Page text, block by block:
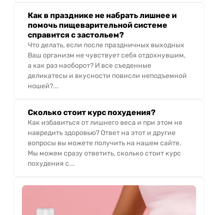
Как в празднике не набрать лишнее и
помочь пищеварительной системе
справится с застольем?
Что делать, если после праздничных выходных
Ваш организм не чувствует себя отдохнувшим,
а как раз наоборот? И все съеденные
деликатесы и вкусности повисли неподъемной
ношей?...
Сколько стоит курс похудения?
Как избавиться от лишнего веса и при этом не
навредить здоровью? Ответ на этот и другие
вопросы вы можете получить на нашем сайте.
Мы можем сразу ответить, сколько стоит курс
похудения с...